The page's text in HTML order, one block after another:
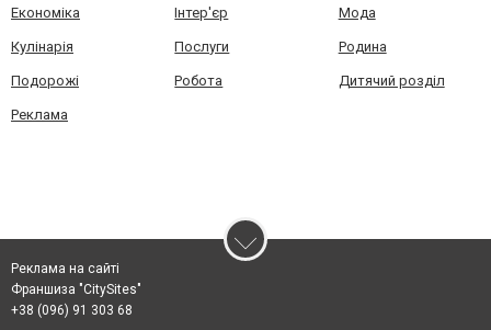
Економіка Інтер'єр Мода
Кулінарія Послуги Родина
Подорожі Робота Дитячий розділ
Реклама
Реклама на сайті
Франшиза "CitySites"
+38 (096) 91 303 68